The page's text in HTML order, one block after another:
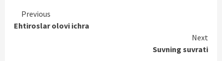
Continue
Reading
Previous
Ehtiroslar olovi ichra
Next
Suvning suvrati